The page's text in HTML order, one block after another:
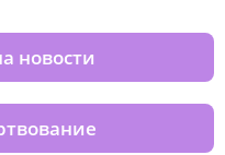
новости